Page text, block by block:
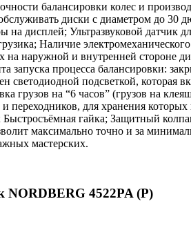
балансировки колес и
диски с диаметром до
на дисплей; Ультразвуковой
Наличие
на наружной и внутренней
запуска процесса балансировки:
светодиодной подсветкой, которая
грузов на “6 часов” (грузов на
и переходников, для хранения
гайка; Защитный
максимально точно и за
мастерских.
NORDBERG 4522PA (P)